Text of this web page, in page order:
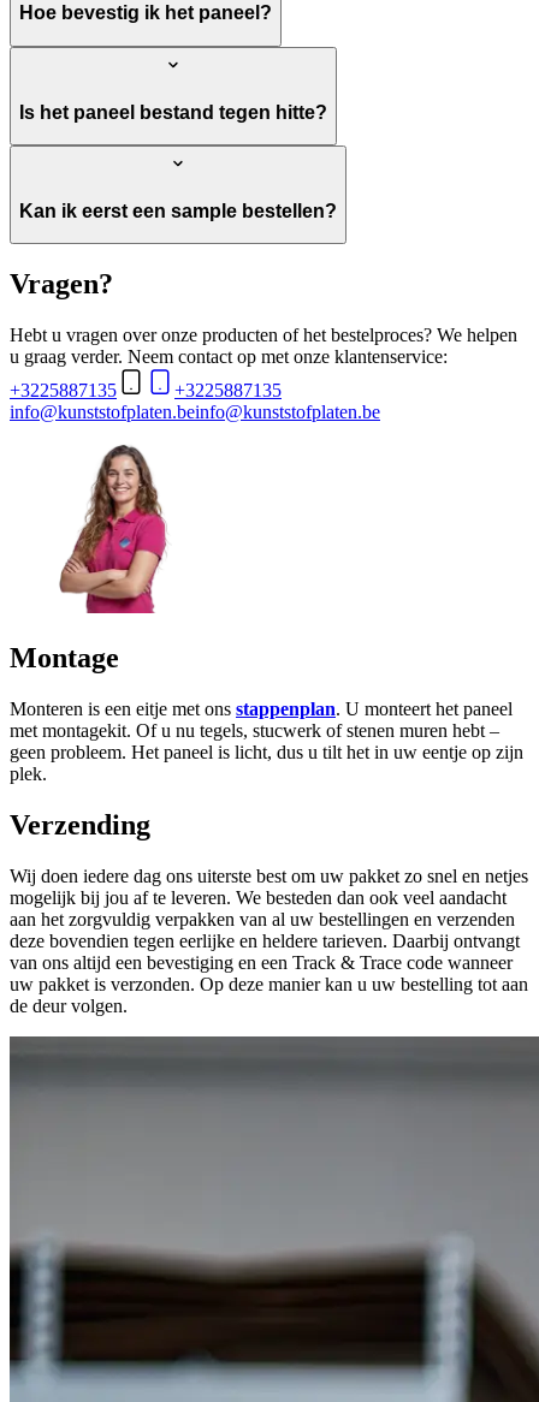
Hoe bevestig ik het paneel?
Is het paneel bestand tegen hitte?
Kan ik eerst een sample bestellen?
Vragen?
Hebt u vragen over onze producten of het bestelproces? We helpen
u graag verder. Neem contact op met onze klantenservice:
+3225887135
+3225887135
info@kunststofplaten.beinfo@kunststofplaten.be
Montage
Monteren is een eitje met ons stappenplan. U monteert het paneel
met montagekit. Of u nu tegels, stucwerk of stenen muren hebt –
geen probleem. Het paneel is licht, dus u tilt het in uw eentje op zijn
plek.
Verzending
Wij doen iedere dag ons uiterste best om uw pakket zo snel en netjes
mogelijk bij jou af te leveren. We besteden dan ook veel aandacht
aan het zorgvuldig verpakken van al uw bestellingen en verzenden
deze bovendien tegen eerlijke en heldere tarieven. Daarbij ontvangt
van ons altijd een bevestiging en een Track & Trace code wanneer
uw pakket is verzonden. Op deze manier kan u uw bestelling tot aan
de deur volgen.